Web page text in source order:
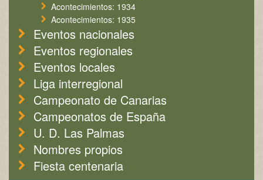
Acontecimientos: 1934
Acontecimientos: 1935
Eventos nacionales
Eventos regionales
Eventos locales
Liga interregional
Campeonato de Canarias
Campeonatos de España
U. D. Las Palmas
Nombres propios
Fiesta centenaria